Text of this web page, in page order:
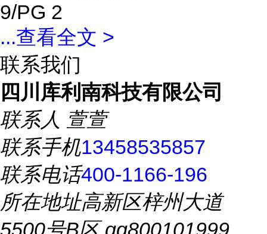
9/PG 2
...查看全文 >
联系我们
四川库利南科技有限公司
联系人 萱萱
联系手机13458535857
联系电话400-1166-196
所在地址高新区梓州大道
5500号B区 qq800101999